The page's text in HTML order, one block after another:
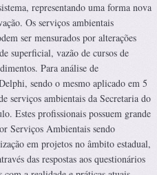
representando uma forma nova
Os serviços ambientais
ser mensurados por alterações
superficial, vazão de cursos de
Para análise de
sendo o mesmo aplicado em 5
serviços ambientais da Secretaria do
Estes profissionais possuem grande
Serviços Ambientais sendo
em projetos no âmbito estadual,
das respostas aos questionários